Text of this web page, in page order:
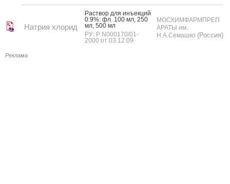
Натрия хлорид
Рас­твор для инъ­ек­ций
0.9%: фл. 100 мл, 250
мл, 500 мл
РУ: Р N000170/01-
2000 от 03.12.09
МОСХИМФАРМПРЕП
АРАТЫ им.
Н.А.Семашко (Россия)
Реклама